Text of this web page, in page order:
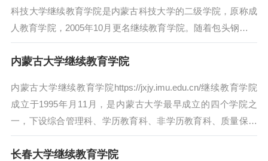
科技大学继续教育学院是内蒙古科技大学的二级学院，原称成
人教育学院，2005年10月更名继续教育学院。随着包头钢铁工
业...
内蒙古大学继续教育学院
内蒙古大学继续教育学院https://jxjy.imu.edu.cn/继续教育学院
成立于1995年月11月，是内蒙古大学最早成立的四个学院之
一，下设综合管理科、学历教育科、非学历教育科、质量保障
与监督...
长春大学继续教育学院